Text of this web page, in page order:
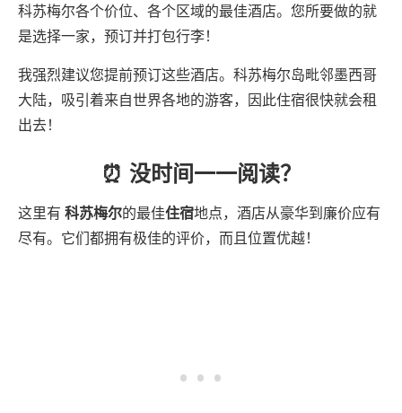
科苏梅尔各个价位、各个区域的最佳酒店。您所要做的就
是选择一家，预订并打包行李！
我强烈建议您提前预订这些酒店。科苏梅尔岛毗邻墨西哥
大陆，吸引着来自世界各地的游客，因此住宿很快就会租
出去！
⏰ 没时间一一阅读？
这里有 科苏梅尔的最佳住宿地点，酒店从豪华到廉价应有
尽有。它们都拥有极佳的评价，而且位置优越！